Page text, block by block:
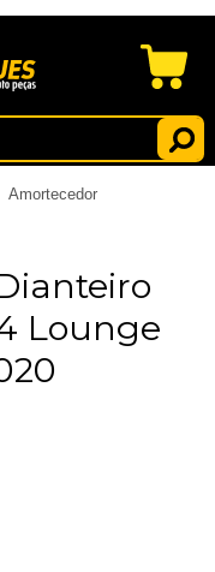
Amortecedor
Lounge